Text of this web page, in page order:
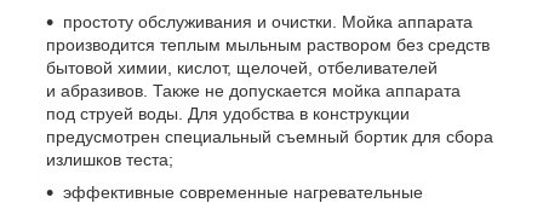
простоту обслуживания и очистки. Мойка аппарата
производится теплым мыльным раствором без средств
бытовой химии, кислот, щелочей, отбеливателей
и абразивов. Также не допускается мойка аппарата
под струей воды. Для удобства в конструкции
предусмотрен специальный съемный бортик для сбора
излишков теста;
эффективные современные нагревательные